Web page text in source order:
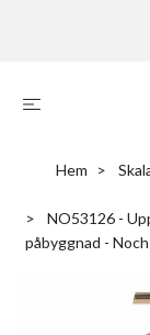
Hem
NO53126 -
påbyggnad -